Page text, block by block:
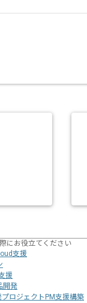
にお役立てください
支援
援
開発
プロジェクトPM支援構築